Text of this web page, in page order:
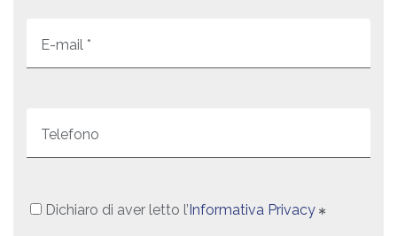
E-mail *
Telefono
Dichiaro di aver letto l’Informativa Privacy